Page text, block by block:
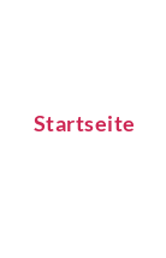
Startseite